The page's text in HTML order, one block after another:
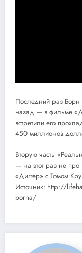
Последний раз Борн
назад — в фильме
встретили его
450 миллионов
Вторую часть
— на этот раз не
«Диггер» с Томом
Источник: http://
borna/